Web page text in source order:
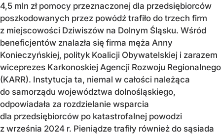
4,5 mln zł pomocy przeznaczonej dla przedsiębiorców
poszkodowanych przez powódź trafiło do trzech firm
z miejscowości Dziwiszów na Dolnym Śląsku. Wśród
beneficjentów znalazła się firma męża Anny
Konieczyńskiej, polityk Koalicji Obywatelskiej i zarazem
wiceprezes Karkonoskiej Agencji Rozwoju Regionalnego
(KARR). Instytucja ta, niemal w całości należąca
do samorządu województwa dolnośląskiego,
odpowiadała za rozdzielanie wsparcia
dla przedsiębiorców po katastrofalnej powodzi
z września 2024 r. Pieniądze trafiły również do sąsiada